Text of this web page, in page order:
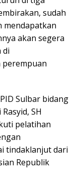
sudah
mendapatkan
akan segera
di
perempuan
Sulbar bidang
SH
pelatihan
tindaklanjut dari
Republik